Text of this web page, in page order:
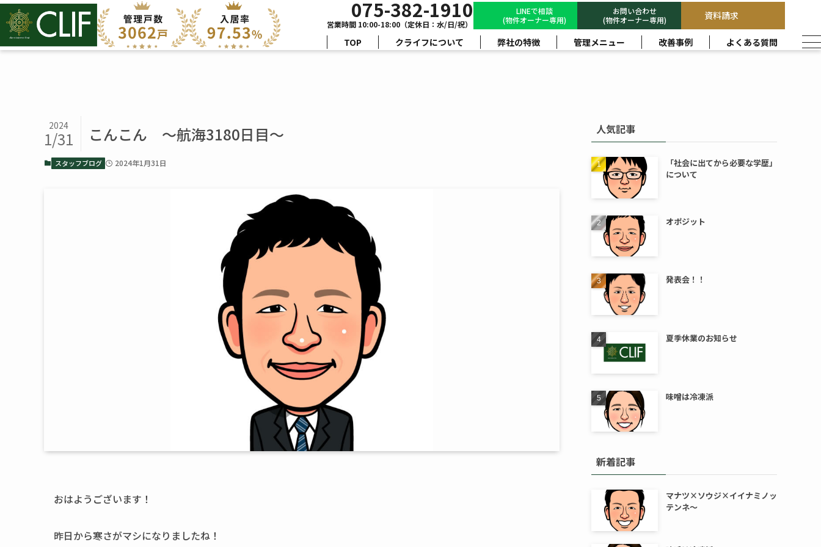
075-382-1910
営業時間 10:00-18:00（定休日：水/日/祝）
LINEで相談
(物件オーナー専用)
お問い合わせ
(物件オーナー専用)
資料請求
TOP クライフについて 弊社の特徴 管理メニュー 改善事例 よくある質問
こんこん ～航海3180日目～
2024
1/31
スタッフブログ 2024年1月31日
おはようございます！
昨日から寒さがマシになりましたね！
人気記事
「社会に出てから必要な学歴」
について
オポジット
発表会！！
夏季休業のお知らせ
味噌は冷凍派
新着記事
マナツ×ソウジ×イイナミノッ
テンネ～